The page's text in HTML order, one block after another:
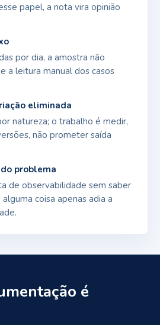
papel, a nota vira opinião
por dia, a amostra não
a leitura manual dos casos
eliminada
natureza; o trabalho é medir,
não prometer saída
problema
de observabilidade sem saber
coisa apenas adia a
é